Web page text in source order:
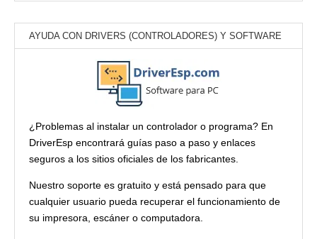
AYUDA CON DRIVERS (CONTROLADORES) Y SOFTWARE
¿Problemas al instalar un controlador o programa? En
DriverEsp encontrará guías paso a paso y enlaces
seguros a los sitios oficiales de los fabricantes.
Nuestro soporte es gratuito y está pensado para que
cualquier usuario pueda recuperar el funcionamiento de
su impresora, escáner o computadora.